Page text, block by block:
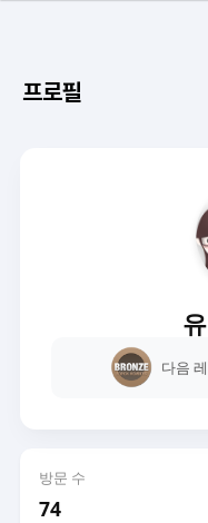
프로필
다음
방문 수
74